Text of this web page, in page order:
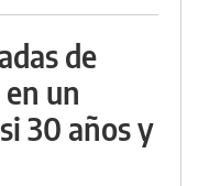
de
un
30 años y